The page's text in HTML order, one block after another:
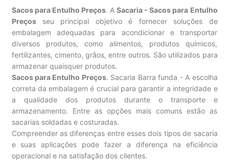
Sacos para Entulho Preços. ASacaria - Sacos para Entulho
Preçosseu principal objetivo é fornecer soluções de
embalagem adequadas para acondicionar e transportar
diversos produtos, como alimentos, produtos químicos,
fertilizantes, cimento, grãos, entre outros. São utilizados para
armazenar quaisquer produtos.
Sacos para Entulho Preços. Sacaria Barra funda - A escolha
correta da embalagem é crucial para garantir a integridade e
a qualidade dos produtos durante o transporte e
armazenamento. Entre as opções mais comuns estão as
sacarias soldadas e costuradas.
Compreender as diferenças entre esses dois tipos de sacaria
e suas aplicações pode fazer a diferença na eficiência
operacional e na satisfação dos clientes.